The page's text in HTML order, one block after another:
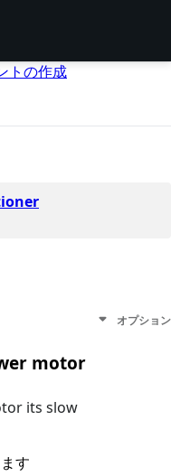
トの作成
オプション
motor
its slow
す